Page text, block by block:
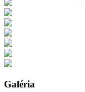
Galéria